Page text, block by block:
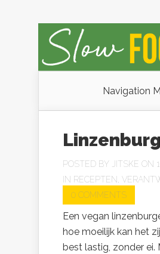
Navigation
POSTED BY JITSKE ON
IN RECEPTEN,
0 COMMENTS
Een vegan
hoe moeilijk kan het
best lastig, zonder ei.